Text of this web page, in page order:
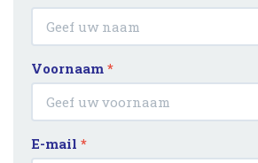
Voornaam *
E-mail *